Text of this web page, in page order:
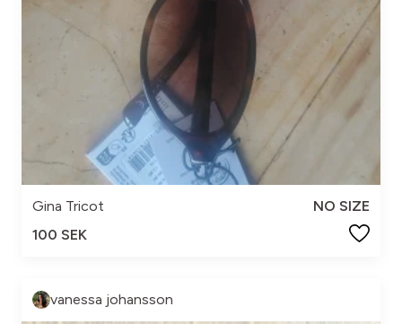
Gina Tricot
NO SIZE
100 SEK
vanessa johansson